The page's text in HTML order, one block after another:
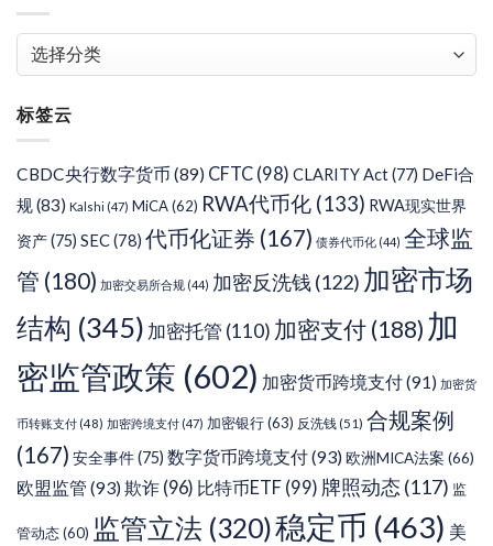
类
标签云
CBDC央行数字货币 (89) CFTC (98) CLARITY Act(77) DeFi合
规(83) Kalshi (47) MiCA(62) RWA代币化 (133) RWA现实世界
资产(75) SEC(78) 代币化证券 (167) 债券代币化 (44) 全球监
管 (180) 加密交易所合规 (44) 加密反洗钱 (122) 加密市场
结构 (345) 加密托管 (110) 加密支付 (188) 加
密监管政策 (602) 加密货币跨境支付(91) 加密货
币转账支付 (48) 加密跨境支付 (47) 加密银行(63) 反洗钱(51) 合规案例
(167) 安全事件(75) 数字货币跨境支付(93)欧洲MICA法案 (66)
欧盟监管 (93)欺诈 (96) 比特币ETF (99) 牌照动态 (117) 监
管动态(60) 监管立法 (320)稳定币 (463) 美